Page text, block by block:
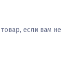
если вам не